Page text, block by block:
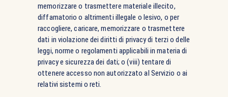
memorizzare o trasmettere materiale illecito,
diffamatorio o altrimenti illegale o lesivo, o per
raccogliere, caricare, memorizzare o trasmettere
dati in violazione dei diritti di privacy di terzi o delle
leggi, norme o regolamenti applicabili in materia di
privacy e sicurezza dei dati; o (viii) tentare di
ottenere accesso non autorizzato al Servizio o ai
relativi sistemi o reti.